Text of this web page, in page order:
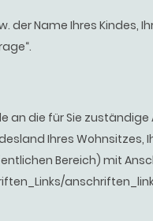
der Name Ihres Kindes,
an die für Sie
Ihres Wohnsitzes,
Bereich) mit